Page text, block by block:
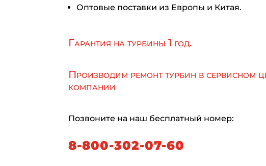
Оптовые поставки из Европы и Китая.
Гарантия на турбины 1 год.
Производим ремонт турбин в сервисном
компании
Позвоните на наш бесплатный номер:
8-800-302-07-60